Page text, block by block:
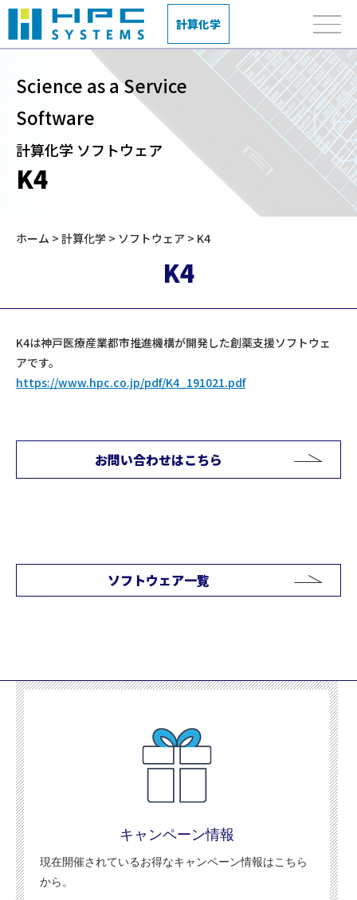
計算化学
Science as a Service
Software
計算化学 ソフトウェア
K4
ホーム > 計算化学 > ソフトウェア > K4
K4
K4は神戸医療産業都市推進機構が開発した創薬支援ソフトウェ
アです。
https://www.hpc.co.jp/pdf/K4_191021.pdf
お問い合わせはこちら
ソフトウェア一覧
キャンペーン情報
現在開催されているお得なキャンペーン情報はこちら
から。